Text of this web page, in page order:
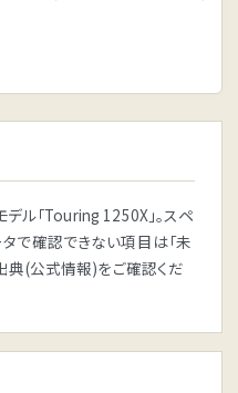
ル「Touring 1250X」。スペ
で確認できない項目は「未
典(公式情報)をご確認くだ